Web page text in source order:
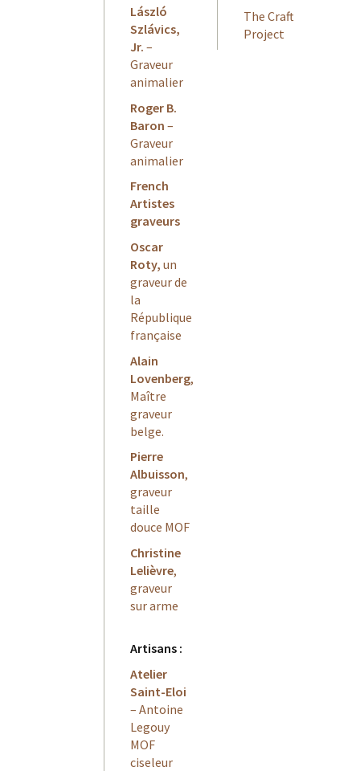
László
Szlávics,
Jr. –
Graveur
animalier
Roger B.
Baron –
Graveur
animalier
French
Artistes
graveurs
Oscar
Roty, un
graveur de
la
République
française
Alain
Lovenberg,
Maître
graveur
belge.
Pierre
Albuisson,
graveur
taille
douce MOF
Christine
Lelièvre,
graveur
sur arme
Artisans :
Atelier
Saint-Eloi
– Antoine
Legouy
MOF
ciseleur
The Craft
Project